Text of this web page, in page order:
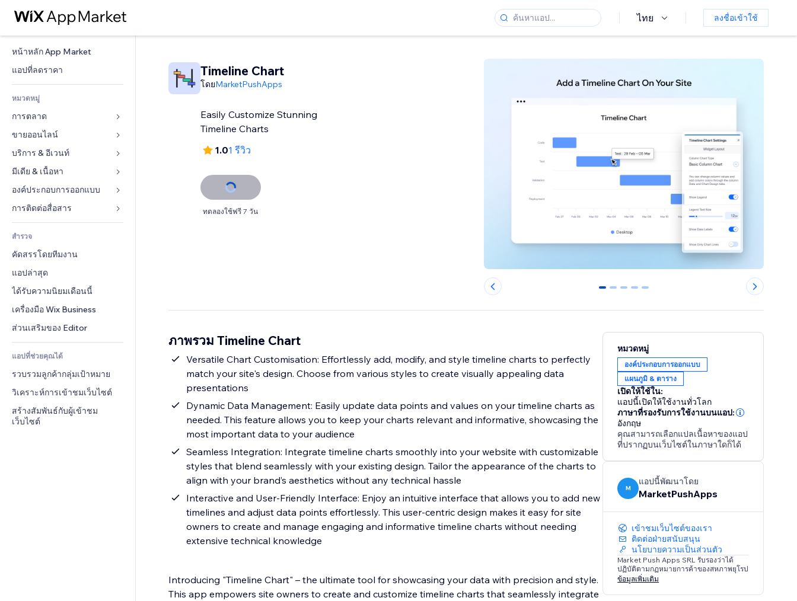
ไทย ลงชื่อเข้าใช้
หน้าหลัก App Market
แอปที่ลดราคา
หมวดหมู่
การตลาด
โฆษณา
โทรศัพท์มือถือ
บทวิเคราะห์
โซเชียล
ทำอันดับเว็บไซต์
อีเมล
ขายออนไลน์
แอปสำหรับร้านค้า
การจัดส่ง & ส่งมอบสินค้า
ปุ่มการจำหน่าย
คอร์สออนไลน์
บัญชี
คูปอง & ความภักดีในแบรนด์
โซลูชันคลังสินค้า
การดรอปชิป
(Crowdfunding)
อาหาร & เครื่องดื่ม
บริการ & อีเวนท์
โรงแรม
อีเวนท์
ร้านอาหาร
อสังหาริมทรัพย์
การจอง
มีเดีย & เนื้อหา
แกลเลอรี
เพลง
พอดแคสต์
การถ่ายภาพ
วิดีโอ
PDF
การแชร์ไฟล์
ข่าว
องค์ประกอบการออกแบบ
แผนที่  & การนำทาง
ส่วนบุคคล & ความปลอดภัย
นาฬิกา
เทมเพลตเพจ
เอฟเฟกต์รูปภาพ
ปุ่ม & เมนู
แบนเนอร์ & สัญลักษณ์
เครื่องคำนวน
ค้นหา
อากาศ
แผนภูมิ & ตาราง
แบบฟอร์ม
แบบสำรวจ
แชต
หมายเหตุ
โทรศัพท์
ชุมชน
รีวิว & การรับรอง
CRM
สำรวจ
คัดสรรโดยทีมงาน
แอปล่าสุด
ได้รับความนิยมเดือนนี้
เครื่องมือ Wix Business
ส่วนเสริมของ Editor
แอปที่ช่วยคุณได้
รวบรวมลูกค้ากลุ่มเป้าหมาย
วิเคราะห์การเข้าชมเว็บไซต์
สร้างสัมพันธ์กับผู้เข้าชม
เว็บไซต์
Timeline Chart
โดยMarketPushApps
Easily Customize Stunning
Timeline Charts
1.01 รีวิว
ทดลองใช้ฟรี 7 วัน
0 1 2 3 4
ภาพรวม Timeline Chart
Versatile Chart Customisation: Effortlessly add, modify, and style timeline charts to perfectly
match your site's design. Choose from various styles to create visually appealing data
presentations
Dynamic Data Management: Easily update data points and values on your timeline charts as
needed. This feature allows you to keep your charts relevant and informative, showcasing the
most important data to your audience
Seamless Integration: Integrate timeline charts smoothly into your website with customizable
styles that blend seamlessly with your existing design. Tailor the appearance of the charts to
align with your brand’s aesthetics without any technical hassle
Interactive and User-Friendly Interface: Enjoy an intuitive interface that allows you to add new
timelines and adjust data points effortlessly. This user-centric design makes it easy for site
owners to create and manage engaging and informative timeline charts without needing
extensive technical knowledge
Introducing "Timeline Chart" – the ultimate tool for showcasing your data with precision and style.
This app empowers site owners to create and customize timeline charts that seamlessly integrate
หมวดหมู่
องค์ประกอบการออกแบบ
แผนภูมิ & ตาราง
เปิดให้ใช้ใน:
แอปนี้เปิดให้ใช้งานทั่วโลก
ภาษาที่รองรับการใช้งานบนแอป:
อังกฤษ
คุณสามารถเลือกแปลเนื้อหาของแอป
ที่ปรากฏบนเว็บไซต์ในภาษาใดก็ได้
M
แอปนี้พัฒนาโดย
MarketPushApps
เข้าชมเว็บไซต์ของเรา
ติดต่อฝ่ายสนับสนุน
นโยบายความเป็นส่วนตัว
Market Push Apps SRL รับรองว่าได้
ปฏิบัติตามกฏหมายการค้าของสหภาพยุโรป
ข้อมูลเพิ่มเติม